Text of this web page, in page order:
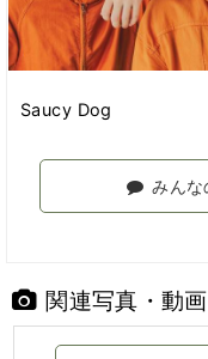
Saucy Dog
みんな
関連写真・動画